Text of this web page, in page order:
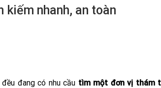
nhanh, an toàn
đang có nhu cầu tìm một đơn vị thám